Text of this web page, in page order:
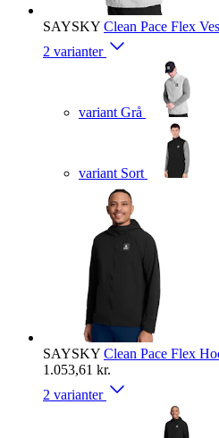
SAYSKY Clean Pace Flex
2 varianter
variant Grå
variant Sort
SAYSKY Clean Pace Flex
1.053,61 kr.
2 varianter